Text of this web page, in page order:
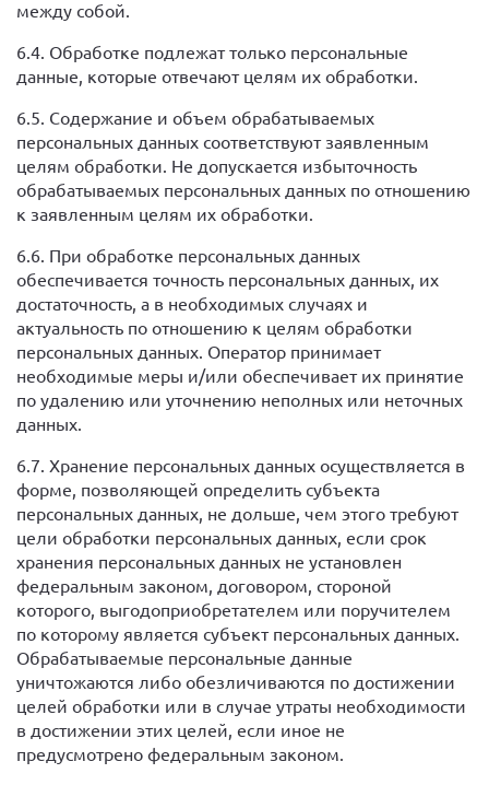
между собой.
6.4. Обработке подлежат только персональные
данные, которые отвечают целям их обработки.
6.5. Содержание и объем обрабатываемых
персональных данных соответствуют заявленным
целям обработки. Не допускается избыточность
обрабатываемых персональных данных по отношению
к заявленным целям их обработки.
6.6. При обработке персональных данных
обеспечивается точность персональных данных, их
достаточность, а в необходимых случаях и
актуальность по отношению к целям обработки
персональных данных. Оператор принимает
необходимые меры и/или обеспечивает их принятие
по удалению или уточнению неполных или неточных
данных.
6.7. Хранение персональных данных осуществляется в
форме, позволяющей определить субъекта
персональных данных, не дольше, чем этого требуют
цели обработки персональных данных, если срок
хранения персональных данных не установлен
федеральным законом, договором, стороной
которого, выгодоприобретателем или поручителем
по которому является субъект персональных данных.
Обрабатываемые персональные данные
уничтожаются либо обезличиваются по достижении
целей обработки или в случае утраты необходимости
в достижении этих целей, если иное не
предусмотрено федеральным законом.